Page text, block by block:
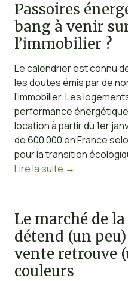
Passoires
bang à venir
l’immobilier ?
Le calendrier est connu
les doutes émis par de
l’immobilier. Les
performance
location à partir du 1er
de 600 000 en France
pour la transition
Lire la suite →
Le marché de
détend (un
vente retrouve
couleurs